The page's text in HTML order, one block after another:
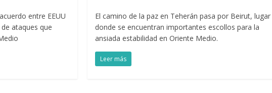
entre EEUU
ataques que
El camino de la paz en Teherán pasa por Beirut, lugar
donde se encuentran importantes escollos para la
ansiada estabilidad en Oriente Medio.
Leer más